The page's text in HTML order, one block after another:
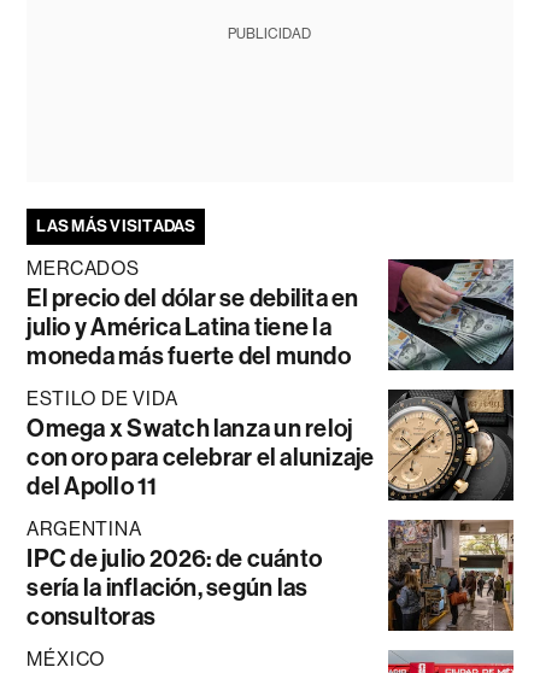
PUBLICIDAD
LAS MÁS VISITADAS
MERCADOS
El precio del dólar se debilita en
julio y América Latina tiene la
moneda más fuerte del mundo
ESTILO DE VIDA
Omega x Swatch lanza un reloj
con oro para celebrar el alunizaje
del Apollo 11
ARGENTINA
IPC de julio 2026: de cuánto
sería la inflación, según las
consultoras
MÉXICO